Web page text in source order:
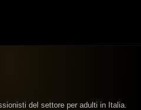
del settore per adulti in Italia.